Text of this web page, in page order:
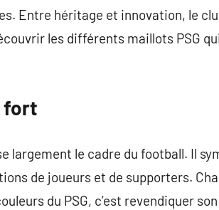
Entre héritage et innovation, le
les différents maillots PSG
fort
largement le cadre du football. Il
de joueurs et de supporters.
du PSG, c’est revendiquer